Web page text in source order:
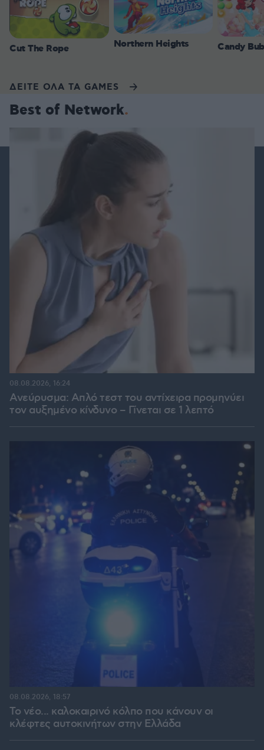
Cut The Rope Northern Heights Candy
ΔΕΙΤΕ ΟΛΑ ΤΑ GAMES
Best of Network
Ανεύρυσμα: Απλό τεστ του αντίχειρα προμηνύει
τον αυξημένο κίνδυνο – Γίνεται σε 1 λεπτό
08.08.2026, 16:24
Το νέο... καλοκαιρινό κόλπο που κάνουν οι
κλέφτες αυτοκινήτων στην Ελλάδα
08.08.2026, 18:57